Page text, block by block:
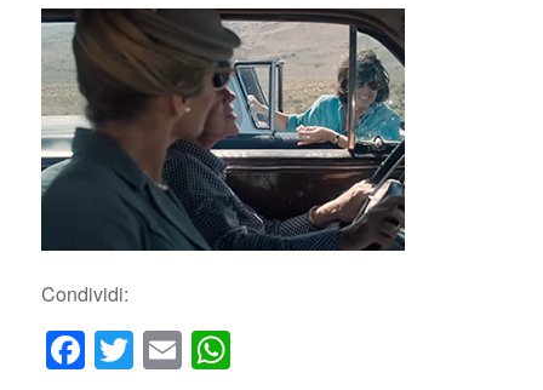
Condividi:
Facebook
Twitter
EmailWhatsApp